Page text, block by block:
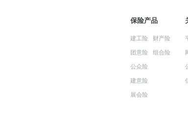
保险产品
建工险
团意险
公众险
建意险
展会险
财产险
组合险